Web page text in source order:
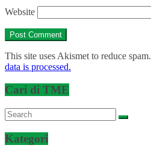
Website
This site uses Akismet to reduce spam.
data is processed.
Cari di TME
Kategori